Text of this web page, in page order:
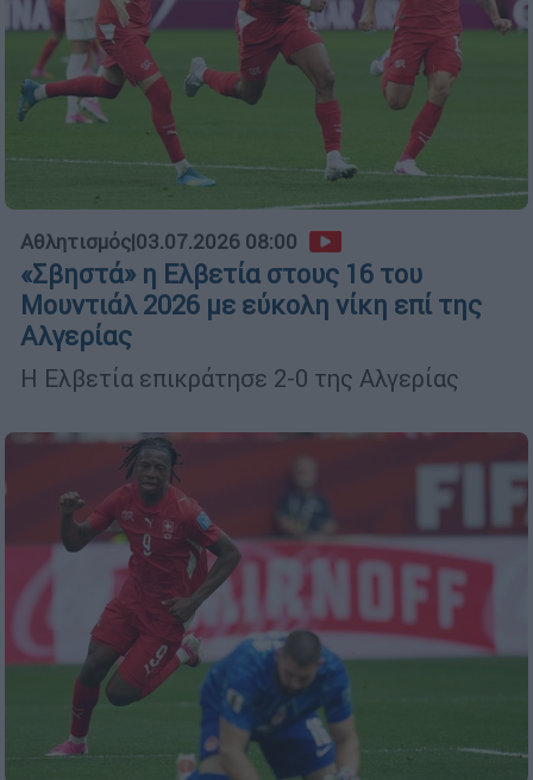
Αθλητισμός|03.07.2026 08:00
«Σβηστά» η Ελβετία στους 16 του
Μουντιάλ 2026 με εύκολη νίκη επί της
Αλγερίας
Η Ελβετία επικράτησε 2-0 της Αλγερίας